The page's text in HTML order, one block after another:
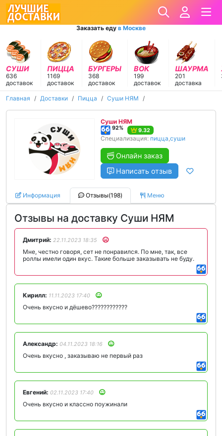
Заказать еду в Москве
СУШИ
636
доставок
ПИЦЦА
1169
доставок
БУРГЕРЫ
368
доставок
ВОК
199
доставок
ШАУРМА
201
доставка
Главная Доставки Пицца Суши НЯМ
Суши НЯМ
92% 9.32
Специализация: пицца,суши
Онлайн заказ
Написать отзыв
Информация Отзывы(198) Меню
Отзывы на доставку Суши НЯМ
Дмитрий: 22.11.2023 18:35
Мне, честно говоря, сет не понравился. По мне, так, все
роллы имели один вкус. Такие больше заказывать не буду.
Кирилл: 11.11.2023 17:40
Очень вкусно и дёшево????????????
Александр: 04.11.2023 18:16
Очень вкусно , заказываю не первый раз
Евгений: 02.11.2023 17:40
Очень вкусно и классно поужинали